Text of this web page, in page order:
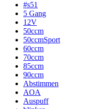
#s51
5 Gang
12V
50ccm
50ccmSport
60ccm
70ccm
85ccm
90ccm
Abstimmen
AOA
Auspuff